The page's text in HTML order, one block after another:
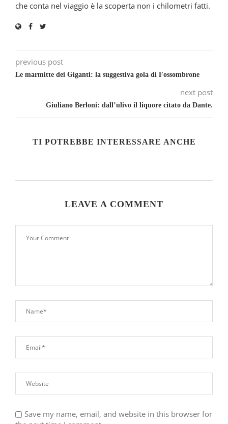
che conta nel viaggio è la scoperta non i chilometri fatti.
previous post
Le marmitte dei Giganti: la suggestiva gola di Fossombrone
next post
Giuliano Berloni: dall’ulivo il liquore citato da Dante.
TI POTREBBE INTERESSARE ANCHE
LEAVE A COMMENT
Save my name, email, and website in this browser for